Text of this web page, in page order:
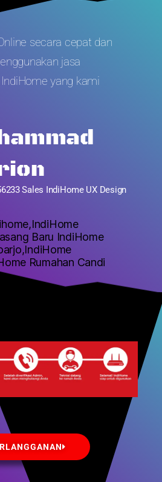
secara cepat dan
jasa
yang kami
Sales IndiHome UX Design